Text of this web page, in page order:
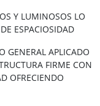
Y LUMINOSOS LO
ESPACIOSIDAD
GENERAL APLICADO
FIRME CON
OFRECIENDO